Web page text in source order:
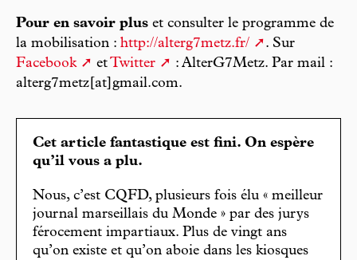
Pour en savoir plus et consulter le programme de
la mobilisation : http://alterg7metz.fr/
. Sur
Facebook
et Twitter
: AlterG7Metz. Par mail :
alterg7metz[at]gmail.com.
Cet article fantastique est fini. On espère
qu’il vous a plu.
Nous, c’est CQFD, plusieurs fois élu « meilleur
journal marseillais du Monde » par des jurys
férocement impartiaux. Plus de vingt ans
qu’on existe et qu’on aboie dans les kiosques